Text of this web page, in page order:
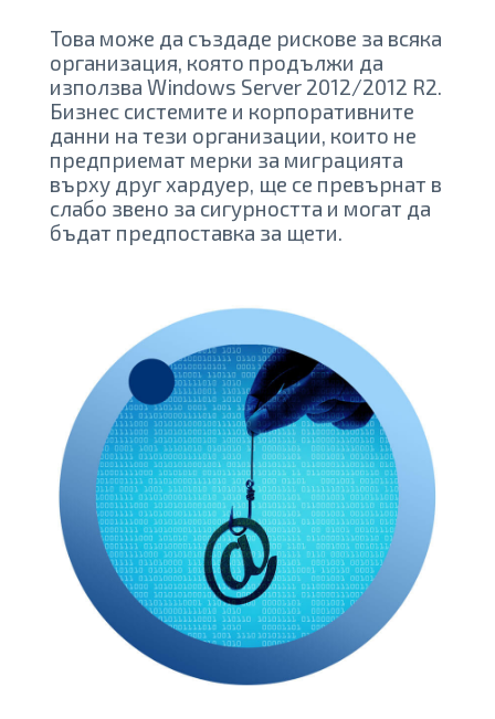
Това може да създаде рискове за всяка
организация, която продължи да
използва Windows Server 2012/2012 R2.
Бизнес системите и корпоративните
данни на тези организации, които не
предприемат мерки за миграцията
върху друг хардуер, ще се превърнат в
слабо звено за сигурността и могат да
бъдат предпоставка за щети.